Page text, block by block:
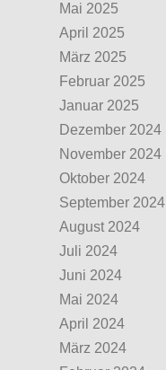
Mai 2025
April 2025
März 2025
Februar 2025
Januar 2025
Dezember 2024
November 2024
Oktober 2024
September 2024
August 2024
Juli 2024
Juni 2024
Mai 2024
April 2024
März 2024